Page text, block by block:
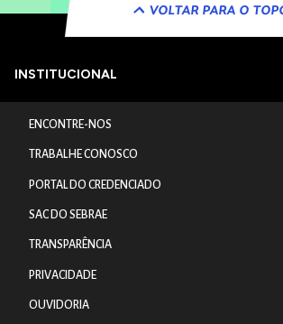
VOLTAR PARA O
INSTITUCIONAL
ENCONTRE-NOS
TRABALHE CONOSCO
PORTAL DO CREDENCIADO
SAC DO SEBRAE
TRANSPARÊNCIA
PRIVACIDADE
OUVIDORIA